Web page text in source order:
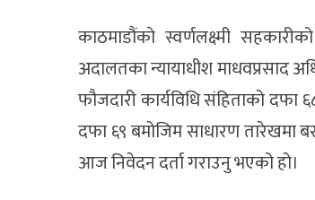
काठमाडौंकाे स्वर्णलक्ष्मी
अदालतका न्यायाधीश माधवप्रसाद
फौजदारी कार्यविधि संहिताको दफा
दफा ६९ बमोजिम साधारण तारेखमा
आज निवेदन दर्ता गराउनु भएको हो।